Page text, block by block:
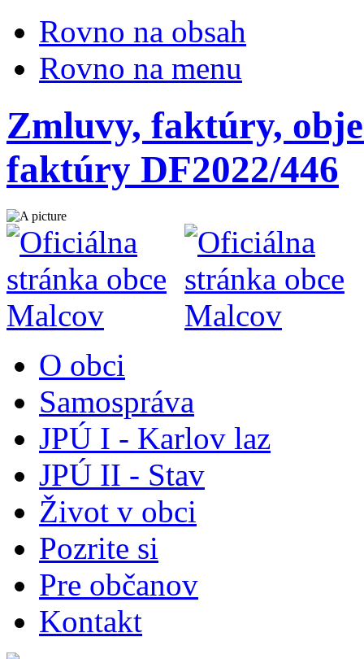
Rovno na obsah
Rovno na menu
Zmluvy, faktúry,
faktúry DF2022/446
O obci
Samospráva
JPÚ I - Karlov laz
JPÚ II - Stav
Život v obci
Pozrite si
Pre občanov
Kontakt